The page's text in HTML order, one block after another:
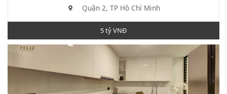
Quận 2, TP Hồ Chí Minh
5 tỷ VNĐ